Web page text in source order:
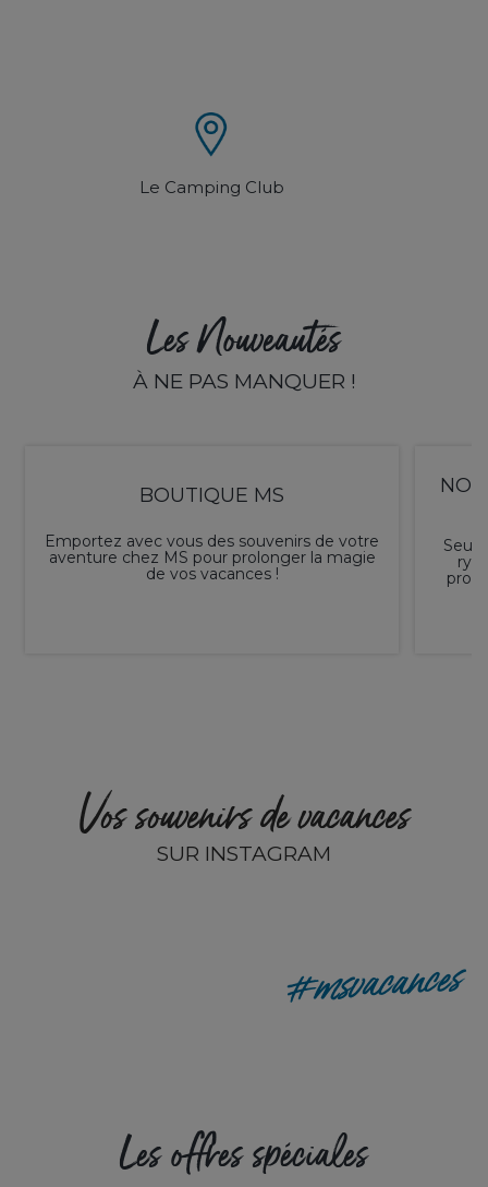
Le Camping Club
Les Nouveautés
À NE PAS MANQUER !
BOUTIQUE MS
Emportez avec vous des souvenirs de votre
aventure chez MS pour prolonger la magie
de vos vacances !
Seul
Vos souvenirs de vacances
SUR INSTAGRAM
#msvacances
Les offres spéciales